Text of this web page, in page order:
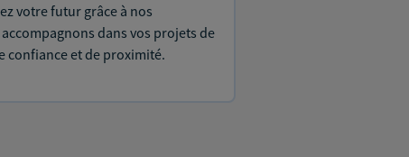
votre futur grâce à nos
dans vos projets de
confiance et de proximité.